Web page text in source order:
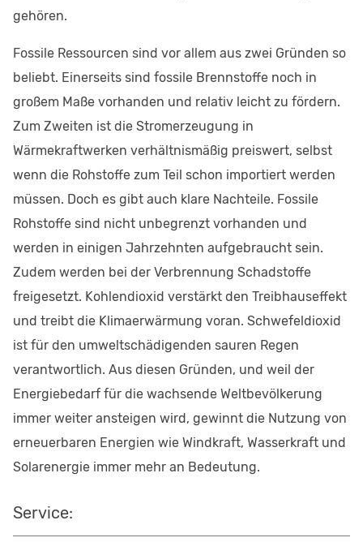
gehören.
Fossile Ressourcen sind vor allem aus zwei Gründen so
beliebt. Einerseits sind fossile Brennstoffe noch in
großem Maße vorhanden und relativ leicht zu fördern.
Zum Zweiten ist die Stromerzeugung in
Wärmekraftwerken verhältnismäßig preiswert, selbst
wenn die Rohstoffe zum Teil schon importiert werden
müssen. Doch es gibt auch klare Nachteile. Fossile
Rohstoffe sind nicht unbegrenzt vorhanden und
werden in einigen Jahrzehnten aufgebraucht sein.
Zudem werden bei der Verbrennung Schadstoffe
freigesetzt. Kohlendioxid verstärkt den Treibhauseffekt
und treibt die Klimaerwärmung voran. Schwefeldioxid
ist für den umweltschädigenden sauren Regen
verantwortlich. Aus diesen Gründen, und weil der
Energiebedarf für die wachsende Weltbevölkerung
immer weiter ansteigen wird, gewinnt die Nutzung von
erneuerbaren Energien wie Windkraft, Wasserkraft und
Solarenergie immer mehr an Bedeutung.
Service: